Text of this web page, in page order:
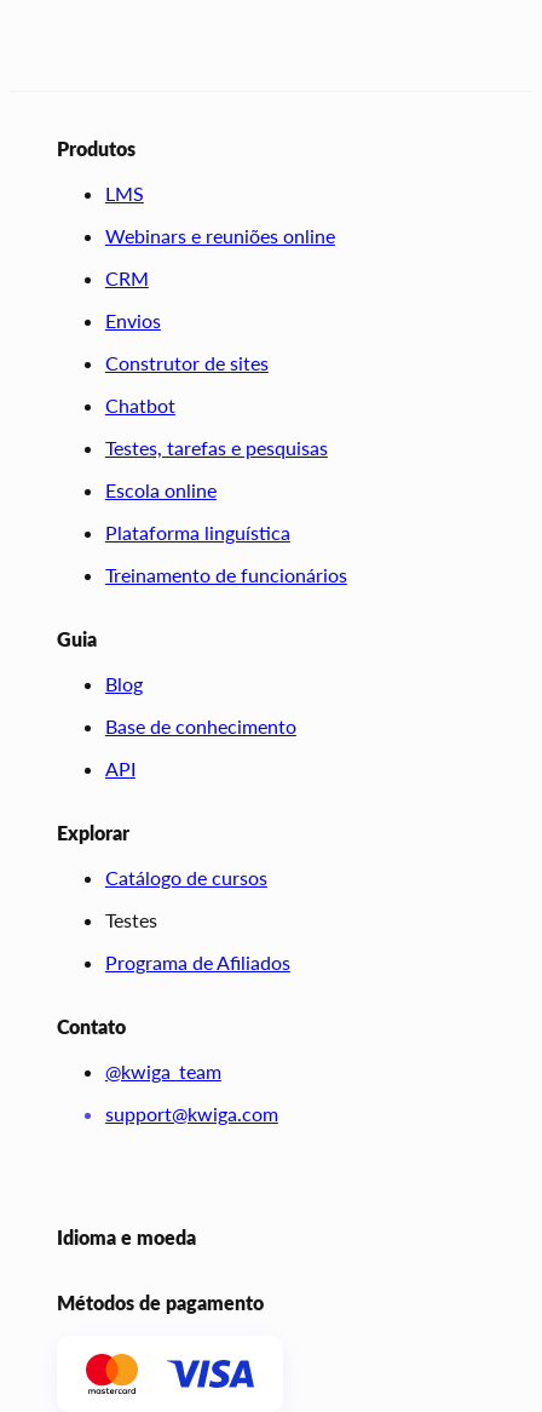
Produtos
LMS
Webinars e reuniões online
CRM
Envios
Construtor de sites
Chatbot
Testes, tarefas e pesquisas
Escola online
Plataforma linguística
Treinamento de funcionários
Guia
Blog
Base de conhecimento
API
Explorar
Catálogo de cursos
Testes
Programa de Afiliados
Contato
@kwiga_team
support@kwiga.com
Idioma e moeda
Métodos de pagamento